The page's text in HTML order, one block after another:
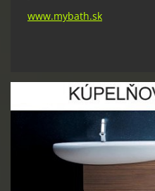
www.mybath.sk